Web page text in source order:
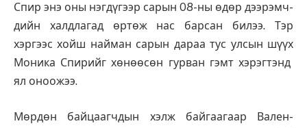
Спир энэ оны нэгдүгээр сарын 08-ны өдөр дээ­рэмч­­
дийн халдлагад өртөж нас бар­сан билээ. Тэр
хэргээс хойш най­ман сарын дараа тус улсын шүүх
Моника Спирийг хөнөөсөн гур­ван гэмт хэрэгтэнд
ял оноожээ.
Мөр­дөн байцаагчдын хэлж байгаагаар Ва­лен­